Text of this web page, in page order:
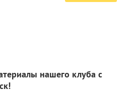
нашего клуба с